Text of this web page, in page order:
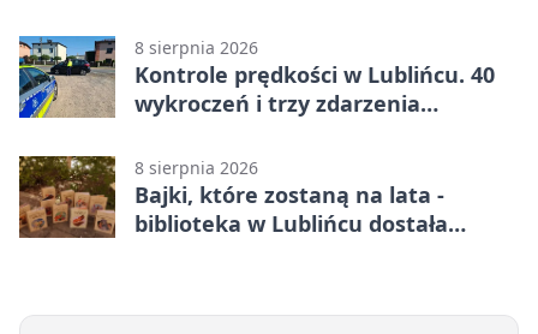
8 sierpnia 2026
Kontrole prędkości w Lublińcu. 40
wykroczeń i trzy zdarzenia
8 sierpnia 2026
Bajki, które zostaną na lata -
biblioteka w Lublińcu dostała